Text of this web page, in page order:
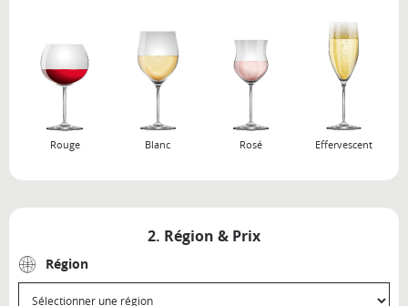
Rouge Blanc Rosé Effervescent
2. Région & Prix
Région